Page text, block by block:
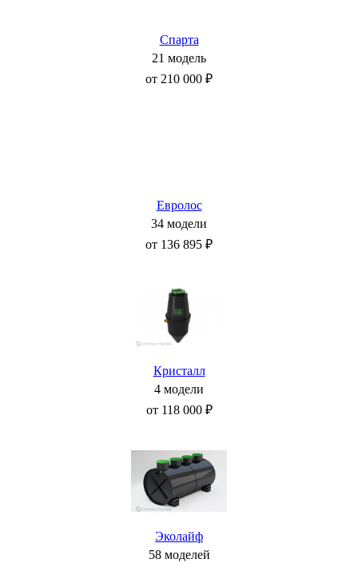
Спарта
21 модель
от 210 000 ₽
Евролос
34 модели
от 136 895 ₽
Кристалл
4 модели
от 118 000 ₽
Эколайф
58 моделей